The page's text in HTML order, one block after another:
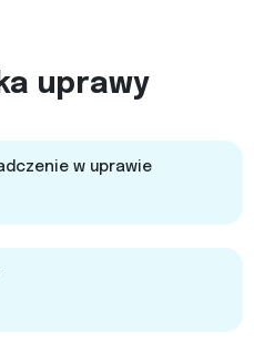
uprawy
w uprawie